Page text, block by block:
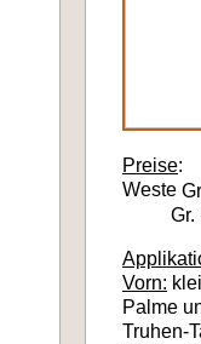
Preise:
Weste
Gr.
Vorn:
Palme
Truhen-